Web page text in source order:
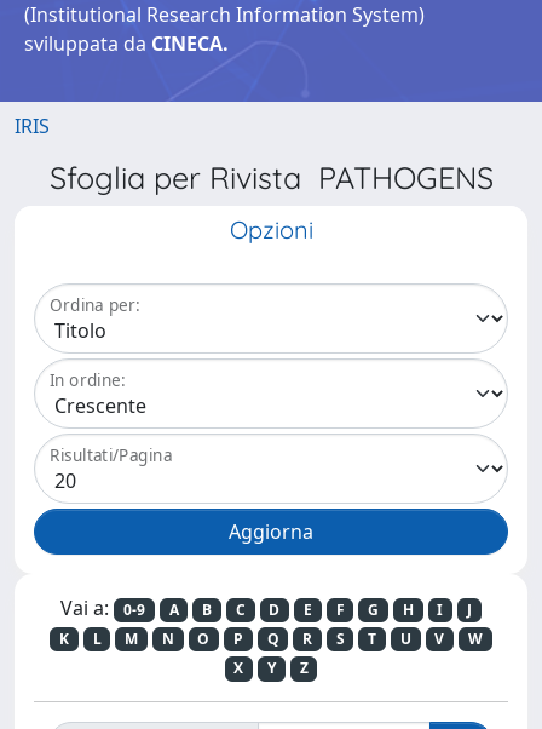
(Institutional Research Information System)
sviluppata da CINECA.
IRIS
Sfoglia per Rivista PATHOGENS
Opzioni
Ordina per:
In ordine:
Risultati/Pagina
Vai a: 0-9 A B C D E F G H I
J
K
L M N O P Q R S T U V
W
X
Y Z